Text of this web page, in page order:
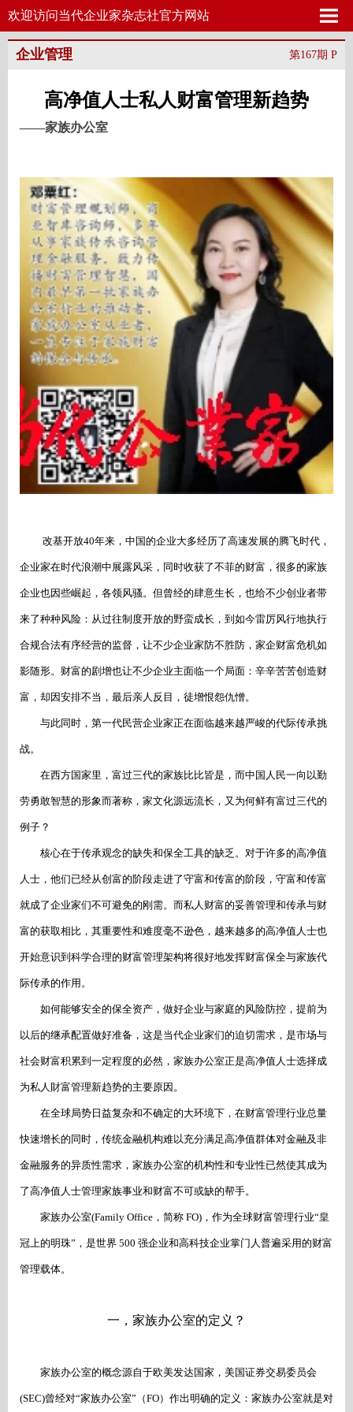
欢迎访问当代企业家杂志社官方网站
第167期 P
企业管理
高净值人士私人财富管理新趋势
——家族办公室
改基开放40年来，中国的企业大多经历了高速发展的腾飞时代，
企业家在时代浪潮中展露风采，同时收获了不菲的财富，很多的家族
企业也因些崛起，各领风骚。但曾经的肆意生长，也给不少创业者带
来了种种风险：从过往制度开放的野蛮成长，到如今雷厉风行地执行
合规合法有序经营的监督，让不少企业家防不胜防，家企财富危机如
影随形。财富的剧增也让不少企业主面临一个局面：辛辛苦苦创造财
富，却因安排不当，最后亲人反目，徒增恨怨仇憎。
与此同时，第一代民营企业家正在面临越来越严峻的代际传承挑
战。
在西方国家里，富过三代的家族比比皆是，而中国人民一向以勤
劳勇敢智慧的形象而著称，家文化源远流长，又为何鲜有富过三代的
例子？
核心在于传承观念的缺失和保全工具的缺乏。对于许多的高净值
人士，他们已经从创富的阶段走进了守富和传富的阶段，守富和传富
就成了企业家们不可避免的刚需。而私人财富的妥善管理和传承与财
富的获取相比，其重要性和难度毫不逊色，越来越多的高净值人士也
开始意识到科学合理的财富管理架构将很好地发挥财富保全与家族代
际传承的作用。
如何能够安全的保全资产，做好企业与家庭的风险防控，提前为
以后的继承配置做好准备，这是当代企业家们的迫切需求，是市场与
社会财富积累到一定程度的必然，家族办公室正是高净值人士选择成
为私人財富管理新趋势的主要原因。
在全球局势日益复杂和不确定的大环境下，在财富管理行业总量
快速增长的同时，传统金融机构难以充分满足高净值群体对金融及非
金融服务的异质性需求，家族办公室的机构性和专业性已然使其成为
了高净值人士管理家族事业和财富不可或缺的帮手。
家族办公室(Family Office，简称 FO)，作为全球财富管理行业“皇
冠上的明珠”，是世界 500 强企业和高科技企业掌门人普遍采用的财富
管理载体。
一，家族办公室的定义？
家族办公室的概念源自于欧美发达国家，美国证券交易委员会
(SEC)曾经对“家族办公室”（FO）作出明确的定义：家族办公室就是对